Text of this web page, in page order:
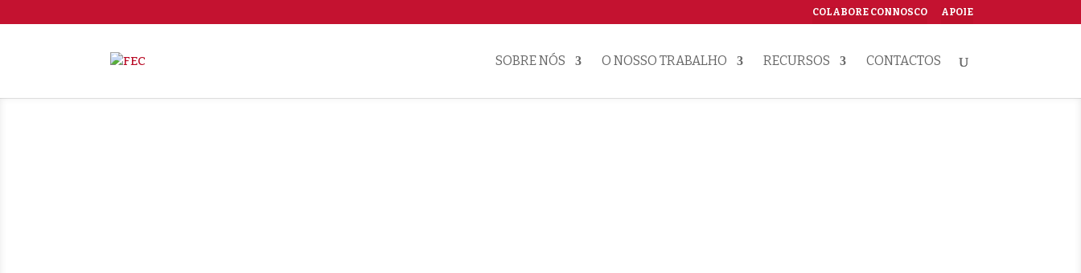
COLABORE CONNOSCO APOIE
SOBRE NÓS O NOSSO TRABALHO RECURSOS CONTACTOS